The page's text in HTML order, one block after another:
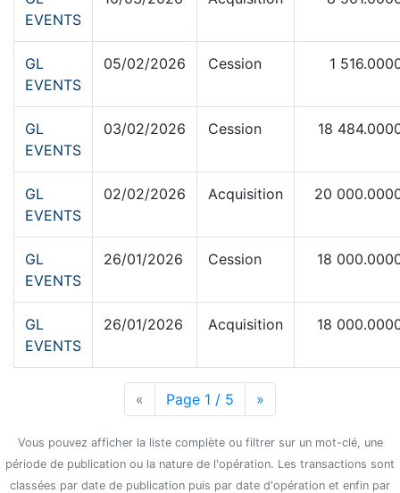
EVENTS
GL
EVENTS
05/02/2026 Cession 1
GL
EVENTS
03/02/2026 Cession 18
GL
EVENTS
02/02/2026 Acquisition 20
GL
EVENTS
26/01/2026 Cession 18
GL
EVENTS
26/01/2026 Acquisition 18
« Page précédente
Page 1 / 5 Page suivante
»
Vous pouvez afficher la liste complète ou filtrer sur un mot-clé, une
période de publication ou la nature de l'opération. Les transactions sont
classées par date de publication puis par date d'opération et enfin par